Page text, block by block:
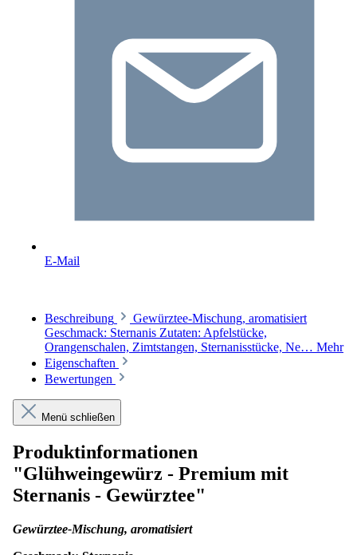
E-Mail
Beschreibung
Gewürztee-Mischung, aromatisiert
Geschmack: Sternanis Zutaten: Apfelstücke,
Orangenschalen, Zimtstangen, Sternanisstücke, Ne… Mehr
Eigenschaften
Bewertungen
Menü schließen
Produktinformationen
"Glühweingewürz - Premium mit
Sternanis - Gewürztee"
Gewürztee-Mischung, aromatisiert